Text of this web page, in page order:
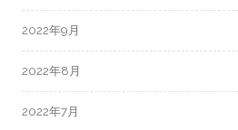
2022年9月
2022年8月
2022年7月